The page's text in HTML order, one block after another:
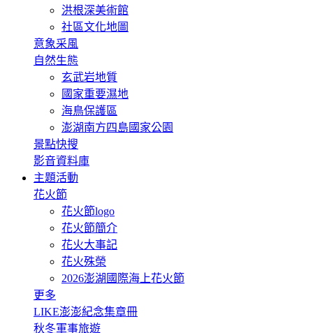
洪根深美術館
社區文化地圖
意象采風
自然生態
玄武岩地質
國家重要濕地
海鳥保護區
澎湖南方四島國家公園
景點快搜
影音資料庫
主題活動
花火節
花火節logo
花火節簡介
花火大事記
花火殊榮
2026澎湖國際海上花火節
更多
LIKE澎澎紀念集章冊
秋冬軍事旅遊